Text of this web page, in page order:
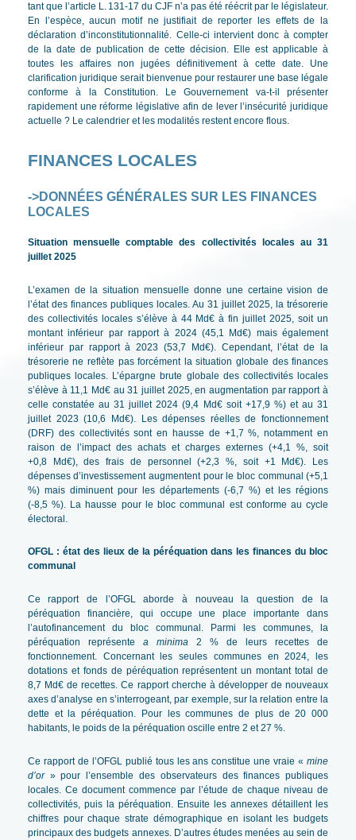
tant que l’article L. 131‑17 du CJF n’a pas été réécrit par le législateur.
En l’espèce, aucun motif ne justifiait de reporter les effets de la
déclaration d’inconstitutionnalité. Celle-ci intervient donc à compter
de la date de publication de cette décision. Elle est applicable à
toutes les affaires non jugées définitivement à cette date. Une
clarification juridique serait bienvenue pour restaurer une base légale
conforme à la Constitution. Le Gouvernement va-t-il présenter
rapidement une réforme législative afin de lever l’insécurité juridique
actuelle ? Le calendrier et les modalités restent encore flous.
FINANCES LOCALES
->DONNÉES GÉNÉRALES SUR LES FINANCES
LOCALES
Situation mensuelle comptable des collectivités locales au 31
juillet 2025
L’examen de la situation mensuelle donne une certaine vision de
l’état des finances publiques locales. Au 31 juillet 2025, la trésorerie
des collectivités locales s’élève à 44 Md€ à fin juillet 2025, soit un
montant inférieur par rapport à 2024 (45,1 Md€) mais également
inférieur par rapport à 2023 (53,7 Md€). Cependant, l’état de la
trésorerie ne reflète pas forcément la situation globale des finances
publiques locales. L’épargne brute globale des collectivités locales
s’élève à 11,1 Md€ au 31 juillet 2025, en augmentation par rapport à
celle constatée au 31 juillet 2024 (9,4 Md€ soit +17,9 %) et au 31
juillet 2023 (10,6 Md€). Les dépenses réelles de fonctionnement
(DRF) des collectivités sont en hausse de +1,7 %, notamment en
raison de l’impact des achats et charges externes (+4,1 %, soit
+0,8 Md€), des frais de personnel (+2,3 %, soit +1 Md€). Les
dépenses d’investissement augmentent pour le bloc communal (+5,1
%) mais diminuent pour les départements (-6,7 %) et les régions
(-8,5 %). La hausse pour le bloc communal est conforme au cycle
électoral.
OFGL : état des lieux de la péréquation dans les finances du bloc
communal
Ce rapport de l’OFGL aborde à nouveau la question de la
péréquation financière, qui occupe une place importante dans
l’autofinancement du bloc communal. Parmi les communes, la
péréquation représente a minima2 % de leurs recettes de
fonctionnement. Concernant les seules communes en 2024, les
dotations et fonds de péréquation représentent un montant total de
8,7 Md€ de recettes. Ce rapport cherche à développer de nouveaux
axes d’analyse en s’interrogeant, par exemple, sur la relation entre la
dette et la péréquation. Pour les communes de plus de 20 000
habitants, le poids de la péréquation oscille entre 2 et 27 %.
Ce rapport de l’OFGL publié tous les ans constitue une vraie « mine
d’or» pour l’ensemble des observateurs des finances publiques
locales. Ce document commence par l’étude de chaque niveau de
collectivités, puis la péréquation. Ensuite les annexes détaillent les
chiffres pour chaque strate démographique en isolant les budgets
principaux des budgets annexes. D’autres études menées au sein de